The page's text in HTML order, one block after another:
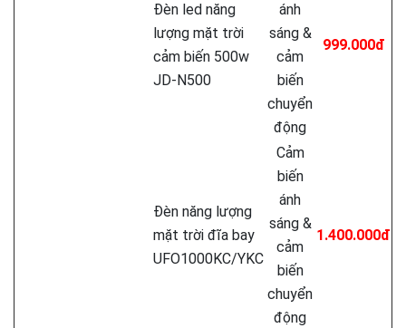
Đèn led năng
lượng mặt trời
cảm biến 500w
JD-N500
ánh
sáng &
cảm
biến
chuyển
động
999.000đ
Đèn năng lượng
mặt trời đĩa bay
UFO1000KC/YKC
Cảm
biến
ánh
sáng &
cảm
biến
chuyển
động
1.400.000đ